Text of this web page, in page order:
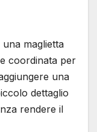
maglietta
coordinata per
una
dettaglio
rendere il